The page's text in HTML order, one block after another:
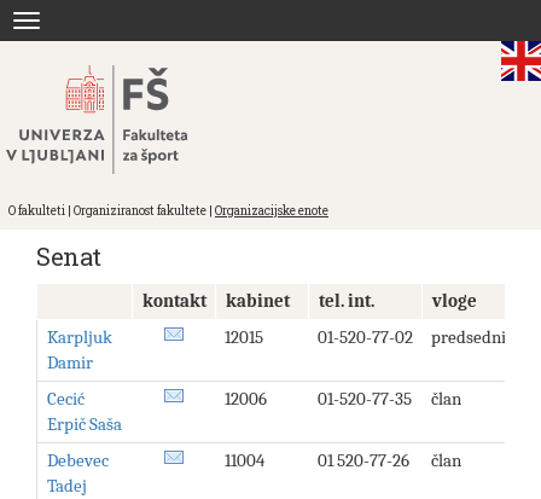
navigation
O fakulteti | Organiziranost fakultete | Organizacijske enote
Senat
kontakt kabinet tel. int.
vloge
Karpljuk
Damir
12015 01-520-77-02 predsednik
Cecić
Erpič Saša
12006 01-520-77-35 član
Debevec
Tadej
11004 01 520-77-26 član